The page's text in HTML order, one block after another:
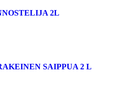
2L
SAIPPUA 2 L